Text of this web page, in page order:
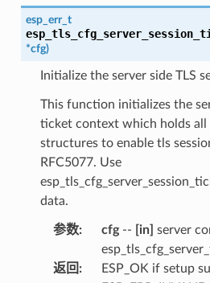
esp_err_t
*cfg)
Initialize the server side TLS
This function initializes the
ticket context which holds all
structures to enable tls
RFC5077. Use
data.
参数: cfg-- [in] server
返回 :
ESP_OK if setup